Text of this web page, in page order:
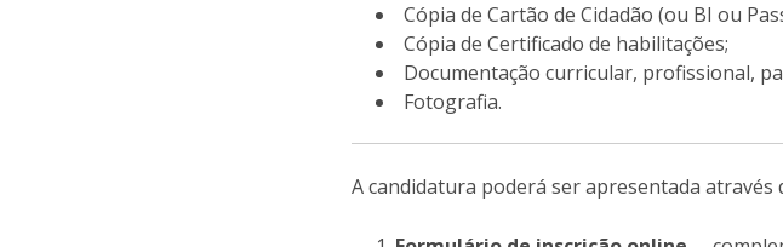
Cópia de Cartão de Cidadão (ou BI ou
Cópia de Certificado de habilitações;
Documentação curricular, profissional,
Fotografia.
A candidatura poderá ser apresentada através